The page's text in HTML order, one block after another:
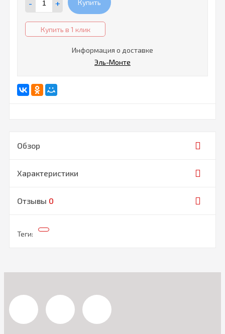
- + Купить
Купить в 1 клик
Информация о доставке
Эль-Монте
Обзор
Характеристики
Отзывы 0
Теги: